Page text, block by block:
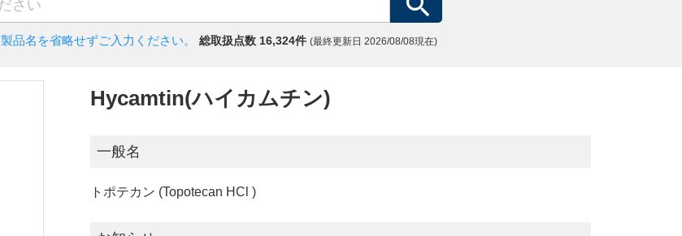
製品名を省略せずご入力ください。 総取扱点数 16,324件 (最終更新日 2026/08/08現在)
Hycamtin(ハイカムチン)
一般名
トポテカン (Topotecan HCl )